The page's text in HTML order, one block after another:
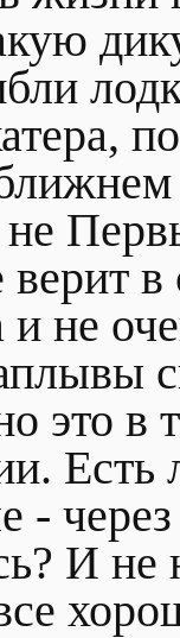
и не
это в
Есть
-
И